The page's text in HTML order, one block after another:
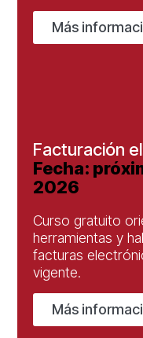
Más
Facturación
Fecha:
2026
Curso gratuito
herramientas y
facturas
vigente.
Más